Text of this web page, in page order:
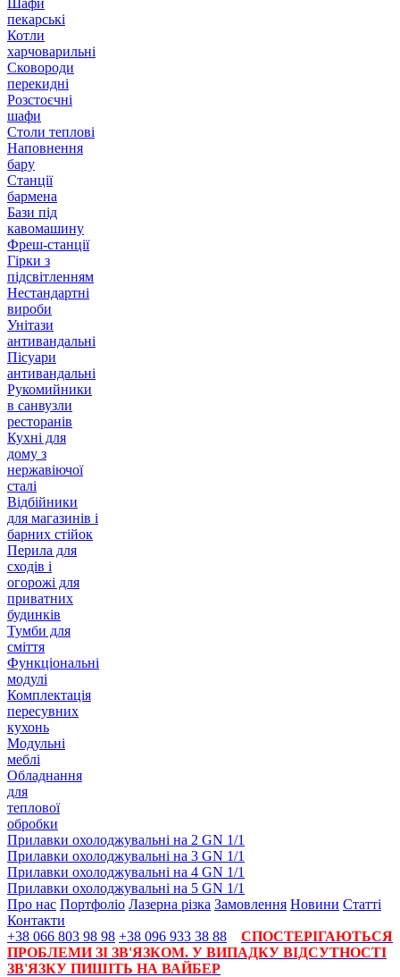
Шафи
пекарські
Котли
харчоварильні
Сковороди
перекидні
Розстоєчні
шафи
Столи теплові
Наповнення
бару
Станції
бармена
Бази під
кавомашину
Фреш-станції
Гірки з
підсвітленням
Нестандартні
вироби
Унітази
антивандальні
Пісуари
антивандальні
Рукомийники
в санвузли
ресторанів
Кухні для
дому з
нержавіючої
сталі
Відбійники
для магазинів і
барних стійок
Перила для
сходів і
огорожі для
приватних
будинків
Тумби для
сміття
Функціональні
модулі
Комплектація
пересувних
кухонь
Модульні
меблі
Обладнання
для
теплової
обробки
Прилавки охолоджувальні на 2 GN 1/1
Прилавки охолоджувальні на 3 GN 1/1
Прилавки охолоджувальні на 4 GN 1/1
Прилавки охолоджувальні на 5 GN 1/1
Про нас Портфоліо Лазерна різка Замовлення Новини Статті
Контакти
+38 066 803 98 98 +38 096 933 38 88
СПОСТЕРІГАЮТЬСЯ
ПРОБЛЕМИ ЗІ ЗВ'ЯЗКОМ. У ВИПАДКУ ВІДСУТНОСТІ
ЗВ'ЯЗКУ ПИШІТЬ НА ВАЙБЕР